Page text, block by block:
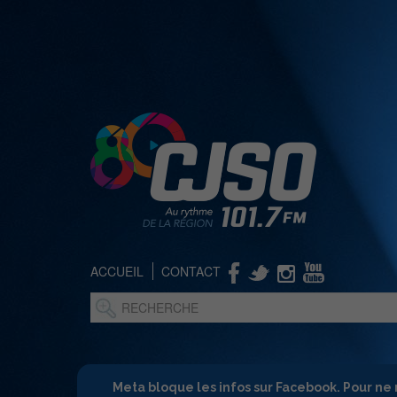
ACCUEIL CONTACT
Meta bloque les infos sur Facebook. Pour